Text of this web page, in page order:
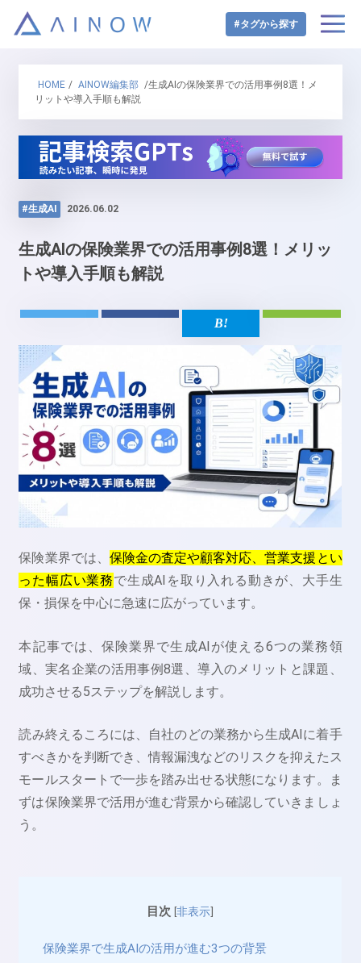
#タグから探す
HOME / AINOW編集部 /生成AIの保険業界での活用事例8選！メ
リットや導入手順も解説
#生成AI 2026.06.02
生成AIの保険業界での活用事例8選！メリッ
トや導入手順も解説
保険業界では、 保険金の査定や顧客対応、営業支援とい
った幅広い業務で生成AIを取り入れる動きが、大手生
保・損保を中心に急速に広がっています。
本記事では、保険業界で生成AIが使える6つの業務領
域、実名企業の活用事例8選、導入のメリットと課題、
成功させる5ステップを解説します。
読み終えるころには、自社のどの業務から生成AIに着手
すべきかを判断でき、情報漏洩などのリスクを抑えたス
モールスタートで一歩を踏み出せる状態になります。ま
ずは保険業界で活用が進む背景から確認していきましょ
う。
目次 [非表示]
保険業界で生成AIの活用が進む3つの背景